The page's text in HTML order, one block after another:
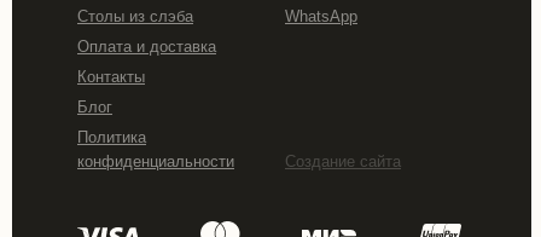
Столы из слэба
Оплата и доставка
Контакты
Блог
Политика
конфиденциальности
WhatsApp
Создание сайта